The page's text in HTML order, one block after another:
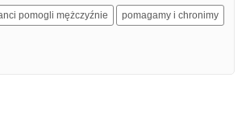
pomogli mężczyźnie pomagamy i chronimy